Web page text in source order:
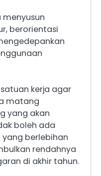
menyusun
berorientasi
kerja agar
matang
yang akan
boleh ada
berlebihan
rendahnya
di akhir tahun.